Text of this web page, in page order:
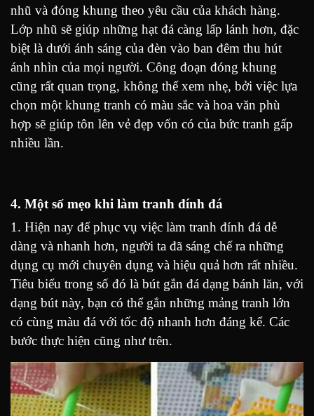
nhũ và đóng khung theo yêu cầu của khách hàng.
Lớp nhũ sẽ giúp những hạt đá càng lấp lánh hơn, đặc
biệt là dưới ánh sáng của đèn vào ban đêm thu hút
ánh nhìn của mọi người. Công đoạn đóng khung
cũng rất quan trọng, không thể xem nhẹ, bởi việc lựa
chọn một khung tranh có màu sắc và hoa văn phù
hợp sẽ giúp tôn lên vẻ đẹp vốn có của bức tranh gấp
nhiều lần.
4. Một số mẹo khi làm tranh đính đá
1. Hiện nay để phục vụ việc làm tranh đính đá dễ
dàng và nhanh hơn, người ta đã sáng chế ra những
dụng cụ mới chuyên dụng và hiệu quả hơn rất nhiều.
Tiêu biểu trong số đó là bút gắn đá dạng bánh lăn, với
dạng bút này, bạn có thể gắn những mảng tranh lớn
có cùng màu đá với tốc độ nhanh hơn đáng kể. Các
bước thực hiện cũng như trên.